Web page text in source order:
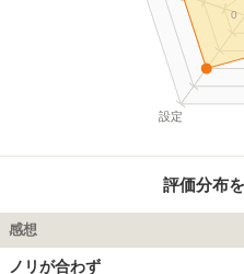
設定
0
評価分布
感想
ノリが合わず